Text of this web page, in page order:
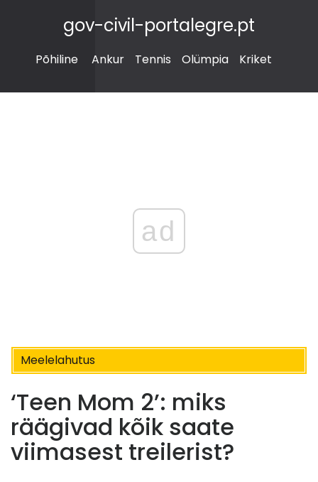
gov-civil-portalegre.pt
Põhiline Ankur Tennis Olümpia Kriket
ad
Meelelahutus
‘Teen Mom 2’: miks
räägivad kõik saate
viimasest treilerist?